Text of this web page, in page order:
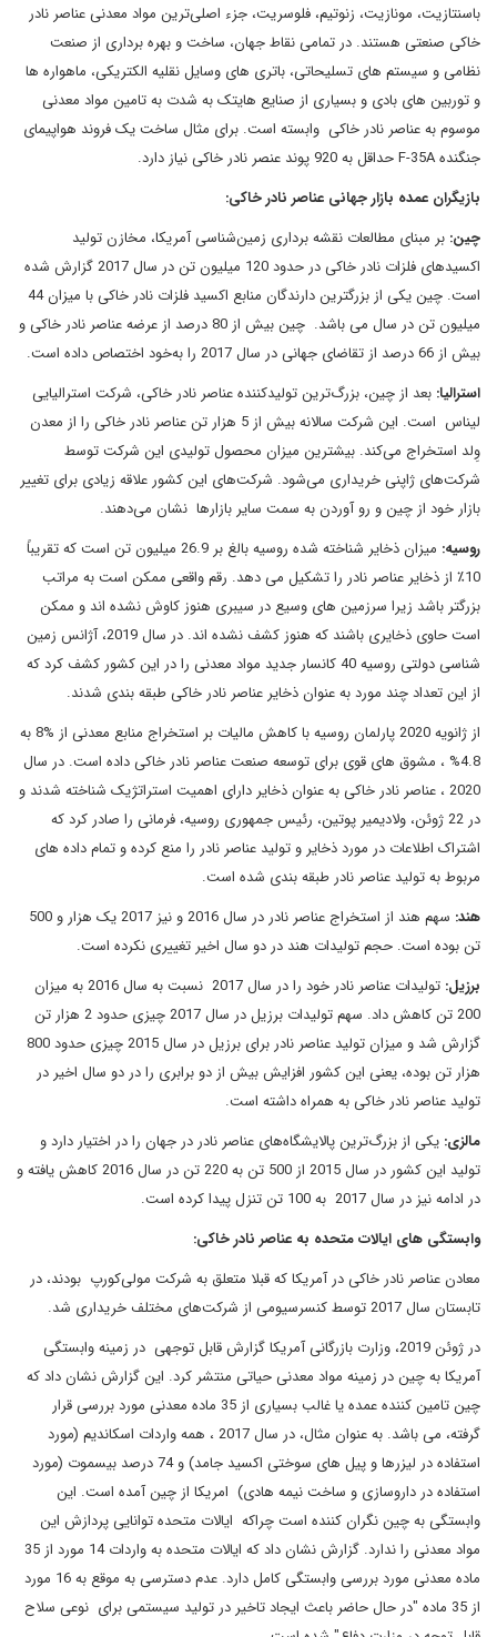
باسنتازیت، مونازیت، زنوتیم، فلوسریت، جزء اصلی‌ترین مواد معدنی عناصر نادر
خاکی صنعتی هستند. در تمامی نقاط جهان، ساخت و بهره برداری از صنعت
نظامی و سیستم های تسلیحاتی، باتری های وسایل نقلیه الکتریکی، ماهواره ها
و توربین های بادی و بسیاری از صنایع هایتک به شدت به تامین مواد معدنی
موسوم به عناصر نادر خاکی وابسته است. برای مثال ساخت یک فروند هواپیمای
جنگنده F-35A حداقل به 920 پوند عنصر نادر خاکی نیاز دارد.
بازیگران عمده بازار جهانی عناصر نادر خاکی:
چین: بر مبنای مطالعات نقشه برداری زمین‌شناسی آمریکا، مخازن تولید
اکسیدهای فلزات نادر خاکی در حدود 120 میلیون تن در سال 2017 گزارش شده
است. چین یکی از بزرگترین دارندگان منابع اکسید فلزات نادر خاکی با میزان 44
میلیون تن در سال می باشد. چین بیش از 80 درصد از عرضه عناصر نادر خاکی و
بیش از 66 درصد از تقاضای جهانی در سال 2017 را به‌خود اختصاص داده است.
استرالیا: بعد از چین، بزرگ‌ترین تولیدکننده عناصر نادر خاکی، شرکت استرالیایی
لیناس است. این شرکت سالانه بیش از 5 هزار تن عناصر نادر خاکی را از معدن
وِلد استخراج می‌کند. بیشترین میزان محصول تولیدی این شرکت توسط
شرکت‌های ژاپنی خریداری می‌شود. شرکت‌های این کشور علاقه زیادی برای تغییر
بازار خود از چین و رو آوردن به سمت سایر بازارها نشان می‌دهند.
روسیه:
میزان ذخایر شناخته شده روسیه بالغ بر 26.9 میلیون تن است که تقریباً
10٪ از ذخایر عناصر نادر را تشکیل می دهد. رقم واقعی ممکن است به مراتب
بزرگتر باشد زیرا سرزمین های وسیع در سیبری هنوز کاوش نشده اند و ممکن
است حاوی ذخایری باشند که هنوز کشف نشده اند. در سال 2019، آژانس زمین
شناسی دولتی روسیه 40 کانسار جدید مواد معدنی را در این کشور کشف کرد که
از این تعداد چند مورد به عنوان ذخایر عناصر نادر خاکی طبقه بندی شدند.
از ژانویه 2020 پارلمان روسیه با کاهش مالیات بر استخراج منابع معدنی از %8 به
4.8% ، مشوق های قوی برای توسعه صنعت عناصر نادر خاکی داده است. در سال
2020 ، عناصر نادر خاکی به عنوان ذخایر دارای اهمیت استراتژیک شناخته شدند و
در 22 ژوئن، ولادیمیر پوتین، رئیس جمهوری روسیه، فرمانی را صادر کرد که
اشتراک اطلاعات در مورد ذخایر و تولید عناصر نادر را منع کرده و تمام داده های
مربوط به تولید عناصر نادر طبقه بندی شده است.
هند:
سهم هند از استخراج عناصر نادر در سال 2016 و نیز 2017 یک هزار و 500
تن بوده است. حجم تولیدات هند در دو سال اخیر تغییری نکرده است.
برزیل:
تولیدات عناصر نادر خود را در سال 2017 نسبت به سال 2016 به میزان
200 تن کاهش داد. سهم تولیدات برزیل در سال 2017 چیزی حدود 2 هزار تن
گزارش شد و میزان تولید عناصر نادر برای برزیل در سال 2015 چیزی حدود 800
هزار تن بوده، یعنی این کشور افزایش بیش از دو برابری را در دو سال اخیر در
تولید عناصر نادر خاکی به همراه داشته است.
مالزی: یکی از بزرگ‌ترین پالایشگاه‌های عناصر نادر در جهان را در اختیار دارد و
تولید این کشور در سال 2015 از 500 تن به 220 تن در سال 2016 کاهش یافته و
در ادامه نیز در سال 2017 به 100 تن تنزل پیدا کرده است.
وابستگی های ایالات متحده به عناصر نادر خاکی:
معادن عناصر نادر خاکی در آمریکا که قبلا متعلق به شرکت مولی‌کورپ بودند، در
تابستان سال 2017 توسط کنسرسیومی از شرکت‌های مختلف خریداری شد.
در ژوئن 2019، وزارت بازرگانی آمریکا گزارش قابل توجهی در زمینه وابستگی
آمریکا به چین در زمینه مواد معدنی حیاتی منتشر کرد. این گزارش نشان داد که
چین تامین کننده عمده یا غالب بسیاری از 35 ماده معدنی مورد بررسی قرار
گرفته، می باشد. به عنوان مثال، در سال 2017 ، همه واردات اسکاندیم (مورد
استفاده در لیزرها و پیل های سوختی اکسید جامد) و 74 درصد بیسموت (مورد
استفاده در داروسازی و ساخت نیمه هادی) امریکا از چین آمده است. این
وابستگی به چین نگران کننده است چراکه ایالات متحده توانایی پردازش این
مواد معدنی را ندارد. گزارش نشان داد که ایالات متحده به واردات 14 مورد از 35
ماده معدنی مورد بررسی وابستگی کامل دارد. عدم دسترسی به موقع به 16 مورد
از 35 ماده "در حال حاضر باعث ایجاد تاخیر در تولید سیستمی برای نوعی سلاح